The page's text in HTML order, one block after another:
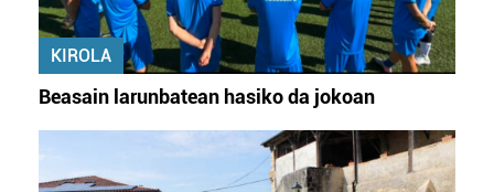
KIROLA
Beasain larunbatean hasiko da jokoan